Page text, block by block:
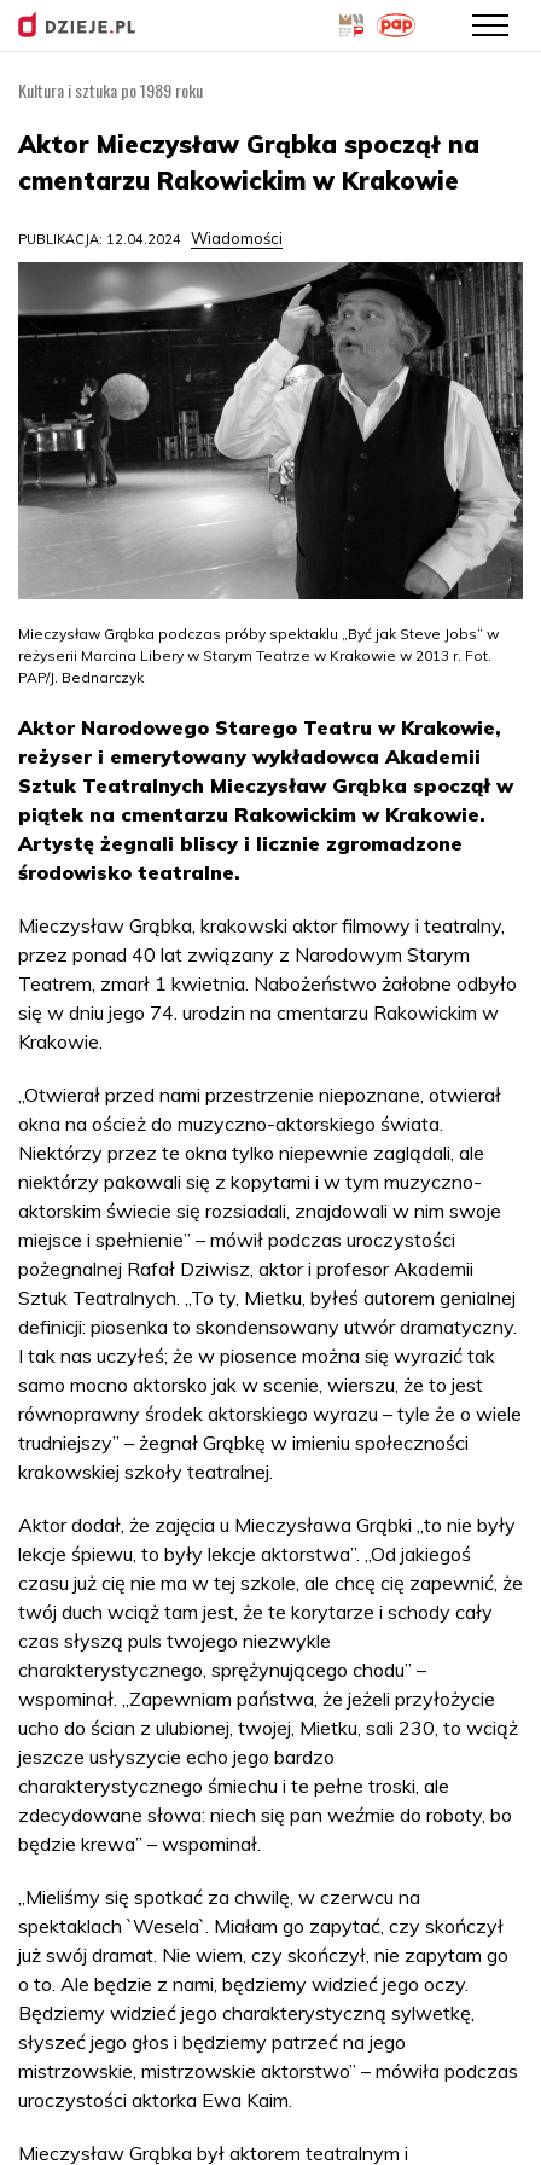
treści
Kultura i sztuka po 1989 roku
Aktor Mieczysław Grąbka spoczął na
cmentarzu Rakowickim w Krakowie
PUBLIKACJA: 12.04.2024 Wiadomości
Mieczysław Grąbka podczas próby spektaklu „Być jak Steve Jobs” w
reżyserii Marcina Libery w Starym Teatrze w Krakowie w 2013 r. Fot.
PAP/J. Bednarczyk
Aktor Narodowego Starego Teatru w Krakowie,
reżyser i emerytowany wykładowca Akademii
Sztuk Teatralnych Mieczysław Grąbka spoczął w
piątek na cmentarzu Rakowickim w Krakowie.
Artystę żegnali bliscy i licznie zgromadzone
środowisko teatralne.
Mieczysław Grąbka, krakowski aktor filmowy i teatralny,
przez ponad 40 lat związany z Narodowym Starym
Teatrem, zmarł 1 kwietnia. Nabożeństwo żałobne odbyło
się w dniu jego 74. urodzin na cmentarzu Rakowickim w
Krakowie.
„Otwierał przed nami przestrzenie niepoznane, otwierał
okna na oścież do muzyczno-aktorskiego świata.
Niektórzy przez te okna tylko niepewnie zaglądali, ale
niektórzy pakowali się z kopytami i w tym muzyczno-
aktorskim świecie się rozsiadali, znajdowali w nim swoje
miejsce i spełnienie” – mówił podczas uroczystości
pożegnalnej Rafał Dziwisz, aktor i profesor Akademii
Sztuk Teatralnych. „To ty, Mietku, byłeś autorem genialnej
definicji: piosenka to skondensowany utwór dramatyczny.
I tak nas uczyłeś; że w piosence można się wyrazić tak
samo mocno aktorsko jak w scenie, wierszu, że to jest
równoprawny środek aktorskiego wyrazu – tyle że o wiele
trudniejszy” – żegnał Grąbkę w imieniu społeczności
krakowskiej szkoły teatralnej.
Aktor dodał, że zajęcia u Mieczysława Grąbki „to nie były
lekcje śpiewu, to były lekcje aktorstwa”. „Od jakiegoś
czasu już cię nie ma w tej szkole, ale chcę cię zapewnić, że
twój duch wciąż tam jest, że te korytarze i schody cały
czas słyszą puls twojego niezwykle
charakterystycznego, sprężynującego chodu” –
wspominał. „Zapewniam państwa, że jeżeli przyłożycie
ucho do ścian z ulubionej, twojej, Mietku, sali 230, to wciąż
jeszcze usłyszycie echo jego bardzo
charakterystycznego śmiechu i te pełne troski, ale
zdecydowane słowa: niech się pan weźmie do roboty, bo
będzie krewa” – wspominał.
„Mieliśmy się spotkać za chwilę, w czerwcu na
spektaklach `Wesela`. Miałam go zapytać, czy skończył
już swój dramat. Nie wiem, czy skończył, nie zapytam go
o to. Ale będzie z nami, będziemy widzieć jego oczy.
Będziemy widzieć jego charakterystyczną sylwetkę,
słyszeć jego głos i będziemy patrzeć na jego
mistrzowskie, mistrzowskie aktorstwo” – mówiła podczas
uroczystości aktorka Ewa Kaim.
Mieczysław Grąbka był aktorem teatralnym i